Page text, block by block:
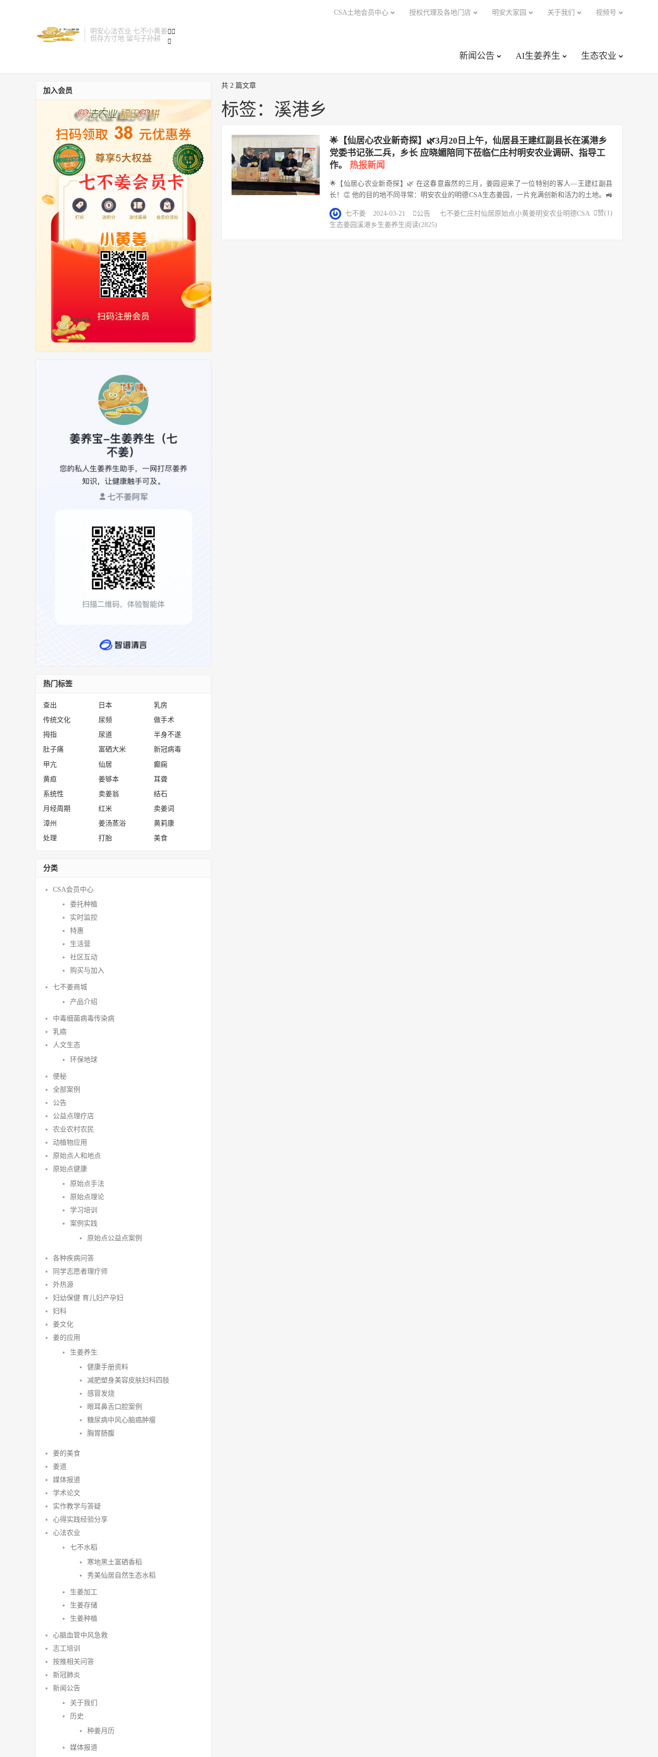
明安心法农业 七不小黄姜
但存方寸地 留与子孙耕
 

新闻公告 AI生姜养生 生态农业
CSA土地会员中心 授权代理及各地门店 明安大家园 关于我们 视频号
共 2 篇文章
标签：溪港乡
🌟【仙居心农业新奇探】🌿3月20日上午，仙居县王建红副县长在溪港乡
党委书记张二兵，乡长 应晓媚陪同下莅临仁庄村明安农业调研、指导工
作。 热报新闻
🌟【仙居心农业新奇探】🌿 在这春意盎然的三月，姜园迎来了一位特别的客人—王建红副县
长！👏 他的目的地不同寻常：明安农业的明德CSA生态姜园，一片充满创新和活力的土地。🚜
🌱 🍀在溪港乡党委书记张二兵和乡长应晓媚的陪同下，王副县长的这次调研之旅可谓意义非
凡。园区的负...
赞(1)
七不姜 2024-03-21 公告 七不姜仁庄村仙居原始点小黄姜明安农业明德CSA
生态姜园 溪港乡 生姜养生阅读(2825)
加入会员
热门标签
查出 日本 乳房
传统文化 尿频 做手术
拇指 尿道 半身不遂
肚子痛 富硒大米 新冠病毒
甲亢 仙居 癫痫
黄疸 姜够本 耳聋
系统性 卖姜翁 结石
月经周期 红米 卖姜词
漳州 姜汤蒸浴 黄莉康
处理 打胎 美食
分类
CSA会员中心
委托种植
实时监控
特惠
生活营
社区互动
购买与加入
七不姜商城
产品介绍
中毒细菌病毒传染病
乳癌
人文生态
环保地球
便秘
全部案例
公告
公益点理疗店
农业农村农民
动植物应用
原始点人和地点
原始点健康
原始点手法
原始点理论
学习培训
案例实践
原始点公益点案例
各种疾病问答
同学志愿者理疗师
外热源
妇幼保健 育儿妇产孕妇
妇科
姜文化
姜的应用
生姜养生
健康手册资料
减肥塑身美容皮肤妇科四肢
感冒发烧
眼耳鼻舌口腔案例
糖尿病中风心脑癌肿瘤
胸胃肠腹
姜的美食
姜道
媒体报道
学术论文
实作教学与答疑
心得实践经验分享
心法农业
七不水稻
寒地黑土富硒香稻
秀美仙居自然生态水稻
生姜加工
生姜存储
生姜种植
心脑血管中风急救
志工培训
按推相关问答
新冠肺炎
新闻公告
关于我们
历史
种姜月历
媒体报道